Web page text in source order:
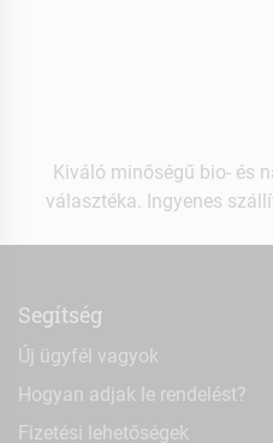
Kiváló minőségű bio- és
választéka. Ingyenes
Segítség
Új ügyfél vagyok
Hogyan adjak le rendelést?
Fizetési lehetőségek